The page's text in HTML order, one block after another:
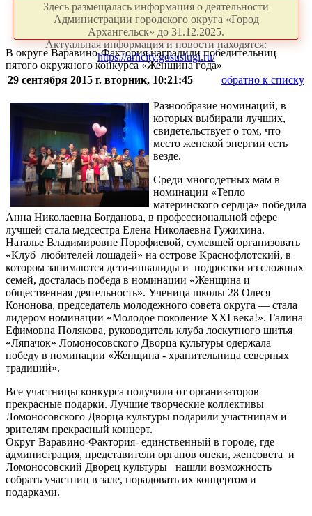
Здесь размещалась информация о деятельности
Администрации городского округа «Город
Архангельск» до 31.12.2025.
Актуальная информация и новости находятся:
https://arhcity.gosuslugi.ru/
В округе Варавино-Фактория наградили победительниц
пятого окружного конкурса «Женщина года»
29 сентября 2015 г. вторник, 10:21:45
обратно к списку
Разнообразие номинаций, в
которых выбирали лучших,
свидетельствует о том, что
место женской энергии есть
везде.
Среди многодетных мам в
номинации «Тепло
материнского сердца» победила
Анна Николаевна Богданова, в профессиональной сфере
лучшей стала медсестра Елена Николаевна Гужихина.
Наталье Владимировне Порофиевой, сумевшей организовать
«Клуб любителей лошадей» на острове Краснофлотский, в
котором занимаются дети-инвалиды и подростки из сложных
семей, досталась победа в номинации «Женщина и
общественная деятельность». Ученица школы 28 Олеся
Кононова, председатель молодежного совета округа — стала
лидером номинации «Молодое поколение ХХI века!». Галина
Ефимовна Полякова, руководитель клуба лоскутного шитья
«Ляпачок» Ломоносовского Дворца культуры одержала
победу в номинации «Женщина - хранительница северных
традиций».
Все участницы конкурса получили от организаторов
прекрасные подарки. Лучшие творческие коллективы
Ломоносовского Дворца культуры подарили участницам и
зрителям прекрасный концерт.
Округ Варавино-Фактория- единственный в городе, где
администрация, представители органов опеки, женсовета и
Ломоносовский Дворец культуры нашли возможность
собрать участниц в зале, порадовать их концертом и
подарками.